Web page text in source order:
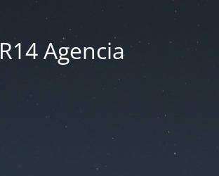
R14 Agencia